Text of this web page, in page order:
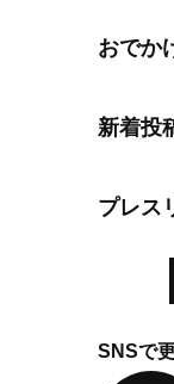
おでか
新着投
プレス
SNSで